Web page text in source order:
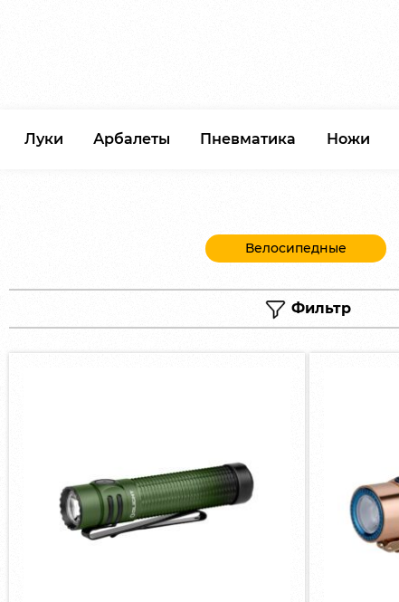
Луки Арбалеты Пневматика Ножи
Велосипедные
Фильтр